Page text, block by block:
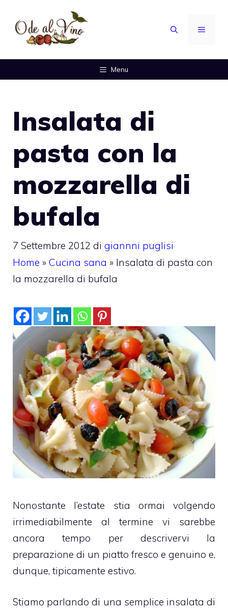
contenuto
MENU
Menu
Insalata di
pasta con la
mozzarella di
bufala
7 Settembre 2012 di giannni puglisi
Home » Cucina sana » Insalata di pasta con
la mozzarella di bufala
Nonostante l’estate stia ormai volgendo
irrimediabilmente al termine vi sarebbe
ancora tempo per descrivervi la
preparazione di un piatto fresco e genuino e,
dunque, tipicamente estivo.
Stiamo parlando di una semplice insalata di